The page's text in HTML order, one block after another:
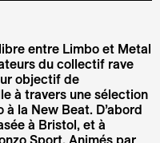
entre Limbo et Metal
du collectif rave
objectif de
à travers une sélection
à la New Beat. D’abord
à Bristol, et à